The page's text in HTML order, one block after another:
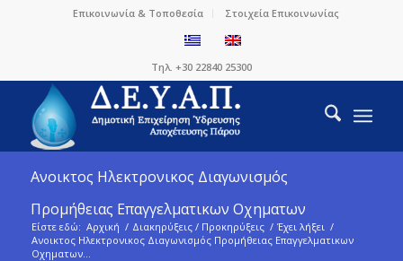
Επικοινωνία & Τοποθεσία Στοιχεία Επικοινωνίας
Τηλ. +30 22840 25300
Ανοικτος Ηλεκτρονικος Διαγωνισμός
Προμήθειας Επαγγελματικων Οχηματων
Είστε εδώ: Αρχική / Διακηρύξεις / Προκηρύξεις / Έχει λήξει /
Ανοικτος Ηλεκτρονικος Διαγωνισμός Προμήθειας Επαγγελματικων
Οχηματων...